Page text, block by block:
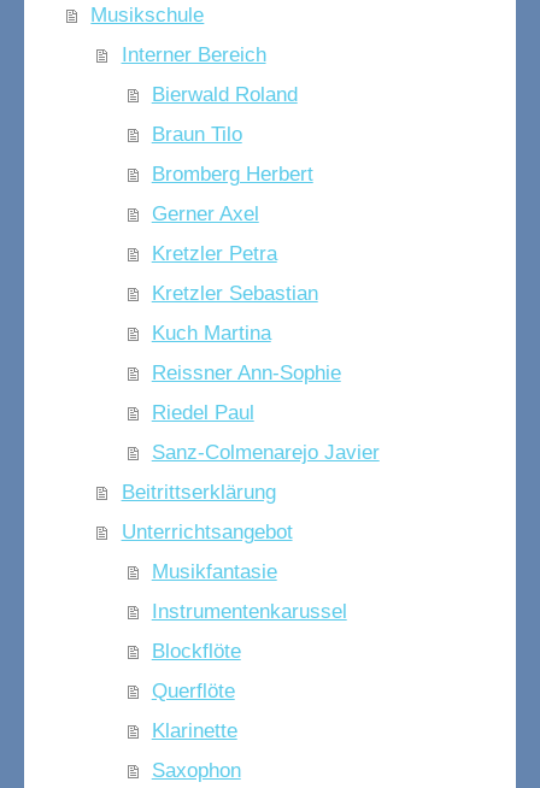
Musikschule
Interner Bereich
Bierwald Roland
Braun Tilo
Bromberg Herbert
Gerner Axel
Kretzler Petra
Kretzler Sebastian
Kuch Martina
Reissner Ann-Sophie
Riedel Paul
Sanz-Colmenarejo Javier
Beitrittserklärung
Unterrichtsangebot
Musikfantasie
Instrumentenkarussel
Blockflöte
Querflöte
Klarinette
Saxophon